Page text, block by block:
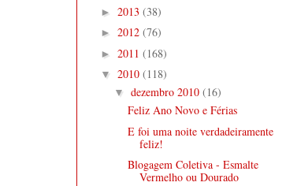
► 2013 (38)
► 2012 (76)
► 2011 (168)
▼ 2010 (118)
▼ dezembro 2010 (16)
Feliz Ano Novo e Férias
E foi uma noite verdadeiramente
feliz!
Blogagem Coletiva - Esmalte
Vermelho ou Dourado